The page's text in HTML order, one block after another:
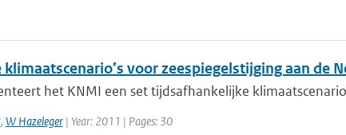
voor zeespiegelstijging aan de
het KNMI een set tijdsafhankelijke
, W Hazeleger| Year: 2011 | Pages: 30